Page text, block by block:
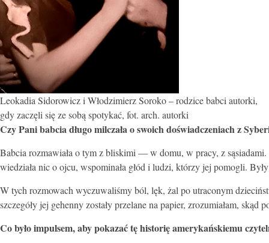
Leokadia Sidorowicz i Włodzimierz Soroko – rodzice babci autorki,
gdy zaczęli się ze sobą spotykać, fot. arch. autorki
Czy Pani babcia długo milczała o swoich doświadczeniach z
Babcia rozmawiała o tym z bliskimi — w domu, w pracy, z sąsiadami.
wiedziała nic o ojcu, wspominała głód i ludzi, którzy jej pomogli.
W tych rozmowach wyczuwaliśmy ból, lęk, żal po utraconym
szczegóły jej gehenny zostały przelane na papier, zrozumiałam, skąd
Co było impulsem, aby pokazać tę historię amerykańskiemu